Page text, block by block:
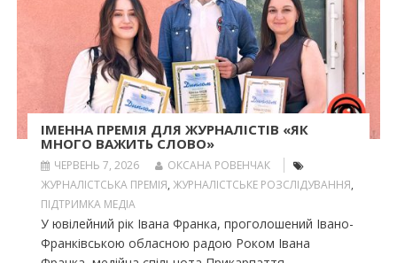
ІМЕННА ПРЕМІЯ ДЛЯ ЖУРНАЛІСТІВ «ЯК
МНОГО ВАЖИТЬ СЛОВО»
ЧЕРВЕНЬ 7, 2026
ОКСАНА РОВЕНЧАК
ЖУРНАЛІСТСЬКА ПРЕМІЯ, ЖУРНАЛІСТСЬКЕ РОЗСЛІДУВАННЯ,
ПІДТРИМКА МЕДІА
У ювілейний рік Івана Франка, проголошений Івано-
Франківською обласною радою Роком Івана